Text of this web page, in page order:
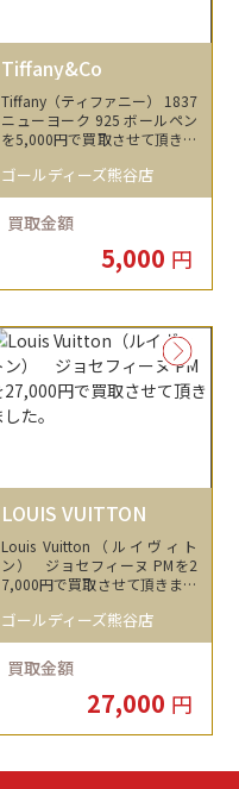
Tiffany&Co
Tiffany（ティファニー） 1837
ニューヨーク 925 ボールペン
を5,000円で買取させて頂きま
ゴールディーズ熊谷店
買取金額
5,000 円
LOUIS VUITTON
Louis Vuitton（ルイヴィト
ン） ジョセフィーヌ PMを2
7,000円で買取させて頂きまし
ゴールディーズ熊谷店
買取金額
27,000 円